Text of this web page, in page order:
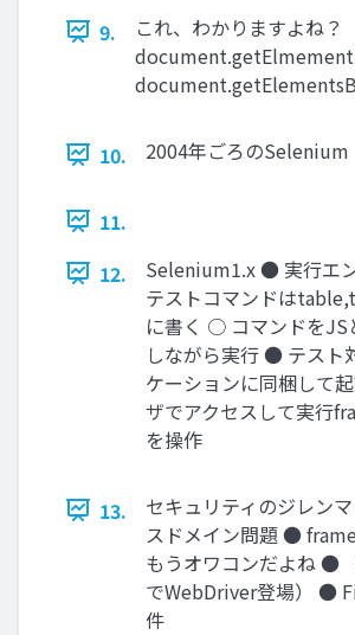
9.
これ、わかりますよね？
10. 2004年ごろのSelenium
11.
12.
Selenium1.x ● 実行エ
テストコマンドは
に書く ○ コマンドをJS
しながら実行 ● テスト
ケーションに同梱して
ザでアクセスして実行
を操作
13.
セキュリティのジレン
スドメイン問題 ●
もうオワコンだよね ●
でWebDriver登場） ●
件